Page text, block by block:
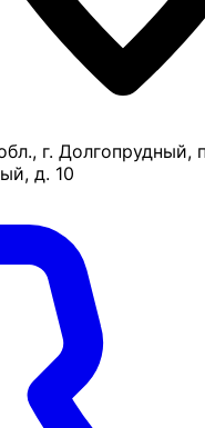
г. Долгопрудный,
д. 10